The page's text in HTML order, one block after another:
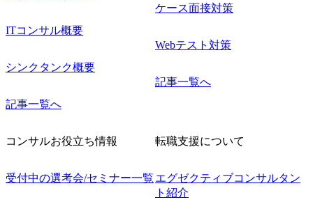
ITコンサル概要
シンクタンク概要
記事一覧へ
ケース面接対策
Webテスト対策
記事一覧へ
コンサルお役立ち情報
受付中の選考会/セミナー一覧
転職支援について
エグゼクティブコンサルタン
ト紹介